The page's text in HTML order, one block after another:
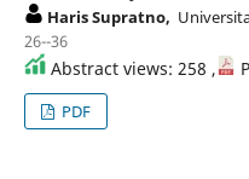
Haris Supratno,
26--36
Abstract views: 258 ,
PDF